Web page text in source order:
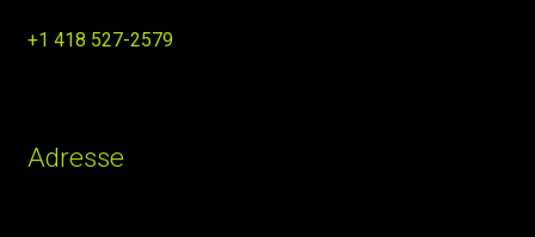
+1 418 527-2579
Adresse